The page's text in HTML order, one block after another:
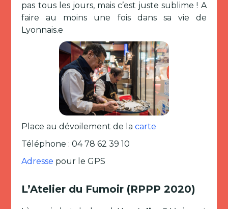
pas tous les jours, mais c’est juste sublime ! A
faire au moins une fois dans sa vie de
Lyonnais.e
Place au dévoilement de lacarte
Téléphone : 04 78 62 39 10
Adresse pour le GPS
L’Atelier du Fumoir (RPPP 2020)